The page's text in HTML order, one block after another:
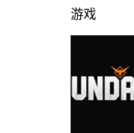
游戏